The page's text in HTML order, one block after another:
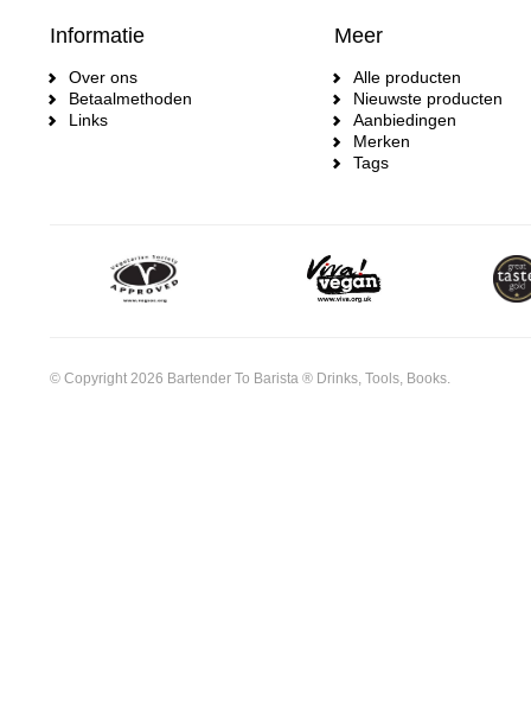
Informatie
Over ons
Betaalmethoden
Links
Meer
Alle producten
Nieuwste producten
Aanbiedingen
Merken
Tags
© Copyright 2026 Bartender To Barista ® Drinks, Tools, Books.